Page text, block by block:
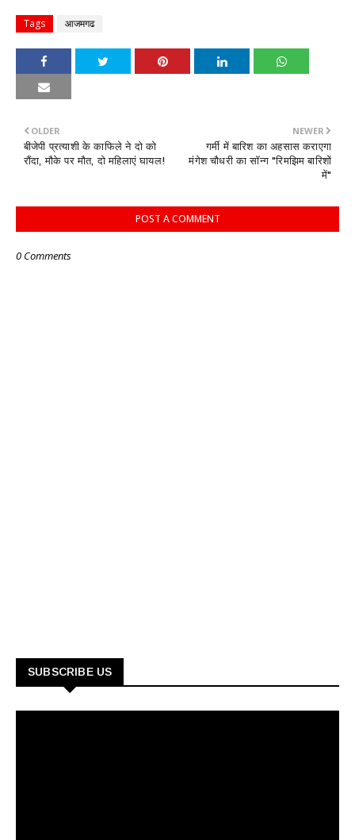
Tags आजमगढ
NEWER
गर्मी में बारिश का अहसास कराएगा
मंगेश चौधरी का सॉन्ग "रिमझिम बारिशों
में"
OLDER
बीजेपी प्रत्याशी के काफिले ने दो को
रौंदा, मौके पर मौत, दो महिलाएं घायल!
POST A COMMENT
0 Comments
SUBSCRIBE US